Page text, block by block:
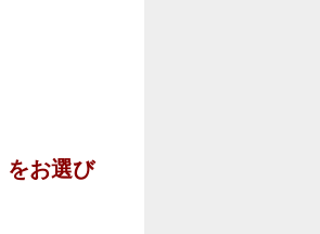
をお選び